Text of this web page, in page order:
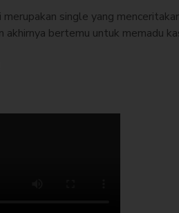
merupakan single yang
akhirnya bertemu untuk memadu